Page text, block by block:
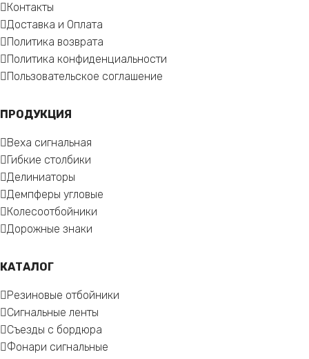
Контакты
Доставка и Оплата
Политика возврата
Политика конфиденциальности
Пользовательское соглашение
ПРОДУКЦИЯ
Веха сигнальная
Гибкие столбики
Делиниаторы
Демпферы угловые
Колесоотбойники
Дорожные знаки
КАТАЛОГ
Резиновые отбойники
Сигнальные ленты
Съезды с бордюра
Фонари сигнальные